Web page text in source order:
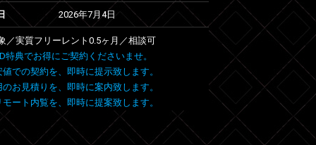
2026年7月4日
／実質フリーレント0.5ヶ月／相談可
特典でお得にご契約くださいませ。
での契約を、即時に提示致します。
お見積りを、即時に案内致します。
ート内覧を、即時に提案致します。